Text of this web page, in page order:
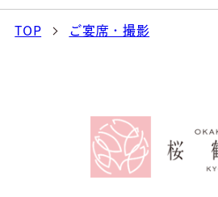
TOP ご宴席・撮影